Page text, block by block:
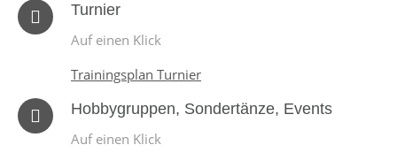
Turnier
Auf einen Klick
Trainingsplan Turnier
Hobbygruppen, Sondertänze, Events
Auf einen Klick